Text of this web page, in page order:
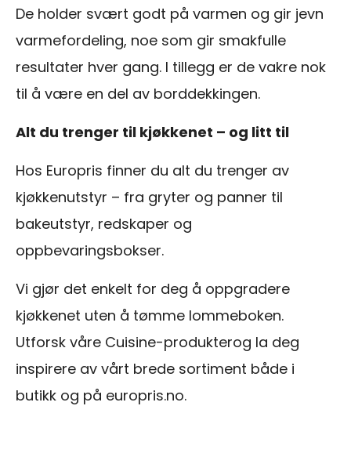
De holder svært godt på varmen og gir jevn
varmefordeling, noe som gir smakfulle
resultater hver gang. I tillegg er de vakre nok
til å være en del av borddekkingen.
Alt du trenger til kjøkkenet – og litt til
Hos Europris finner du alt du trenger av
kjøkkenutstyr – fra gryter og panner til
bakeutstyr, redskaper og
oppbevaringsbokser.
Vi gjør det enkelt for deg å oppgradere
kjøkkenet uten å tømme lommeboken.
Utforsk våre Cuisine-produkterog la deg
inspirere av vårt brede sortiment både i
butikk og på europris.no.